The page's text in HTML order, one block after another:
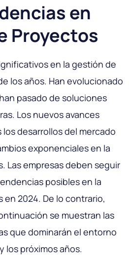
en
Proyectos
en la gestión de
los años. Han evolucionado
pasado de soluciones
Los nuevos avances
desarrollos del mercado
exponenciales en la
Las empresas deben seguir
posibles en la
2024. De lo contrario,
se muestran las
que dominarán el entorno
los próximos años.